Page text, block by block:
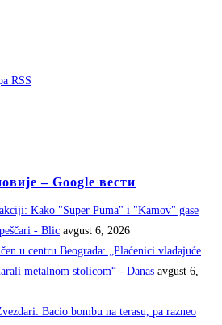
RSS
– Google вести
Kako "Super Puma" i "Kamov" gase
- Blic avgust 6, 2026
u centru Beograda: „Plaćenici vladajuće
metalnom stolicom“ - Danas avgust 6,
Bacio bombu na terasu, pa razneo